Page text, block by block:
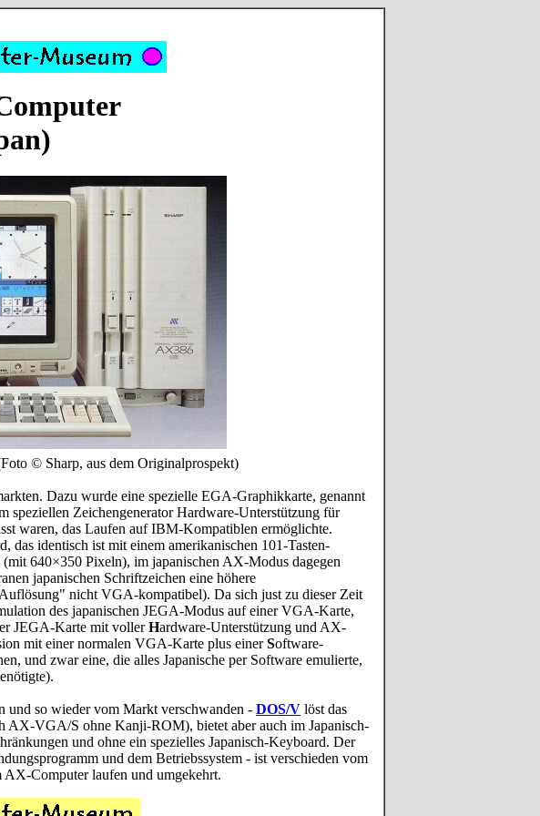
© Sharp, aus dem Originalprospekt)
Dazu wurde eine spezielle EGA-Graphikkarte, genannt
speziellen Zeichengenerator Hardware-Unterstützung für
waren, das Laufen auf IBM-Kompatiblen ermöglichte.
identisch ist mit einem amerikanischen 101-Tasten-
640×350 Pixeln), im japanischen AX-Modus dagegen
japanischen Schriftzeichen eine höhere
nicht VGA-kompatibel). Da sich just zu dieser Zeit
des japanischen JEGA-Modus auf einer VGA-Karte,
JEGA-Karte mit vollerHardware-Unterstützung und AX-
mit einer normalen VGA-Karte plus einerSoftware-
und zwar eine, die alles Japanische per Software emulierte,
und so wieder vom Markt verschwanden - DOS/V löst das
AX-VGA/S ohne Kanji-ROM), bietet aber auch im Japanisch-
und ohne ein spezielles Japanisch-Keyboard. Der
und dem Betriebssystem - ist verschieden vom
AX-Computer laufen und umgekehrt.